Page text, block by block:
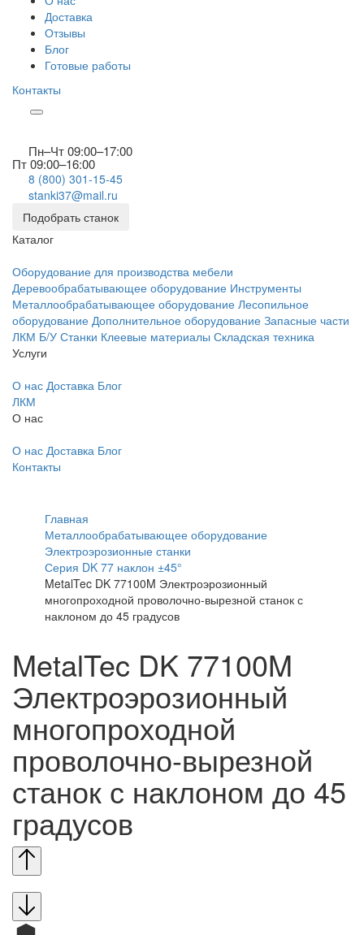
Доставка
Отзывы
Блог
Готовые работы
Контакты
Пн–Чт 09:00–17:00
Пт 09:00–16:00
8 (800) 301-15-45
stanki37@mail.ru
Подобрать станок
Каталог
Оборудование для производства мебели
Деревообрабатывающее оборудование Инструменты
Металлообрабатывающее оборудование Лесопильное
оборудование Дополнительное оборудование Запасные части
ЛКМ Б/У Станки Клеевые материалы Складская техника
Услуги
О нас Доставка Блог
ЛКМ
О нас
О нас Доставка Блог
Контакты
Главная
Металлообрабатывающее оборудование
Электроэрозионные станки
Серия DK 77 наклон ±45°
MetalTec DK 77100M Электроэрозионный
многопроходной проволочно-вырезной станок с
наклоном до 45 градусов
MetalTec DK 77100M
Электроэрозионный
многопроходной
проволочно-вырезной
станок с наклоном до 45
градусов